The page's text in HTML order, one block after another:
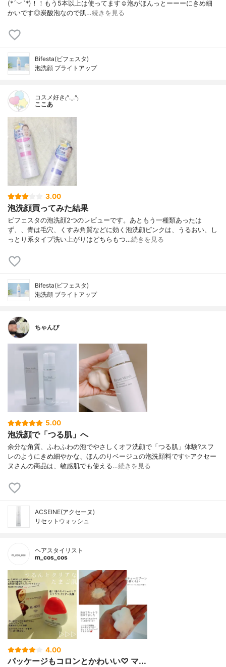
(*´︶`*)！！もう5本以上は使ってます☺️泡がほんっとーーーにきめ細
かいです◎炭酸泡なので肌…続きを見る
Bifesta(ビフェスタ)
泡洗顔 ブライトアップ
コスメ好き₍ᐢ.ˬ.ᐢ₎
ここあ
3.00
泡洗顔買ってみた結果
ビフェスタの泡洗顔2つのレビューです。あともう一種類あったは
ず、、青は毛穴、くすみ角質などに効く泡洗顔ピンクは、うるおい、し
っとり系タイプ洗い上がりはどちらもつ…続きを見る
Bifesta(ビフェスタ)
泡洗顔 ブライトアップ
ちゃんぴ
5.00
泡洗顔で「つる肌」へ
余分な角質、ふわふわの泡でやさしくオフ洗顔で「つる肌」体験?スフ
レのようにきめ細やかな、ほんのりベージュの泡洗顔料です✨アクセー
ヌさんの商品は、敏感肌でも使える…続きを見る
ACSEINE(アクセーヌ)
リセットウォッシュ
ヘアスタイリスト
m_cos_cos
4.00
パッケージもコロンとかわいい♡ マ...